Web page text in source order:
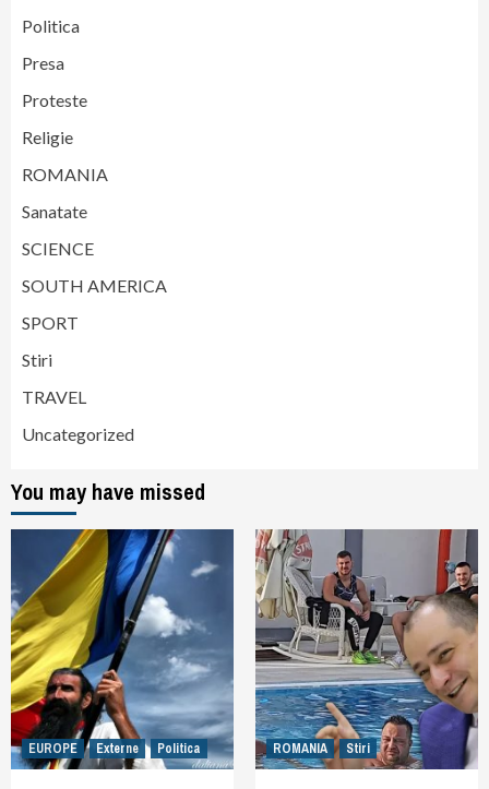
Politica
Presa
Proteste
Religie
ROMANIA
Sanatate
SCIENCE
SOUTH AMERICA
SPORT
Stiri
TRAVEL
Uncategorized
You may have missed
EUROPE Externe Politica ROMANIA Stiri